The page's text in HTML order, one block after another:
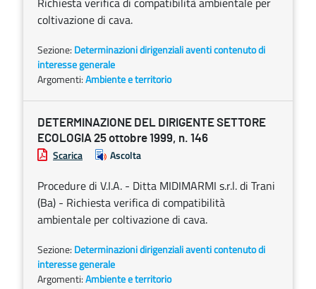
coltivazione di cava.
Sezione: Determinazioni dirigenziali aventi contenuto di
interesse generale
Argomenti:Ambiente e territorio
DETERMINAZIONE DEL DIRIGENTE SETTORE
ECOLOGIA 25 ottobre 1999, n. 146
Scarica Ascolta
Procedure di V.I.A. - Ditta MIDIMARMI s.r.l. di Trani
(Ba) - Richiesta verifica di compatibilità
ambientale per coltivazione di cava.
Sezione: Determinazioni dirigenziali aventi contenuto di
interesse generale
Argomenti:Ambiente e territorio